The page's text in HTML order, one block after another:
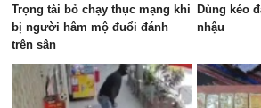
Trọng tài bỏ chạy thục mạng khi
bị người hâm mộ đuổi đánh
trên sân
Dùng kéo
nhậu